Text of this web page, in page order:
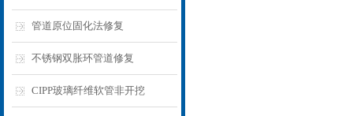
管道原位固化法修复
不锈钢双胀环管道修复
CIPP玻璃纤维软管非开挖